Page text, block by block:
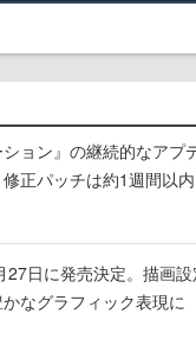
ョン』の継続的なアプ
正パッチは約1週間以
日に発売決定。描画
なグラフィック表現に